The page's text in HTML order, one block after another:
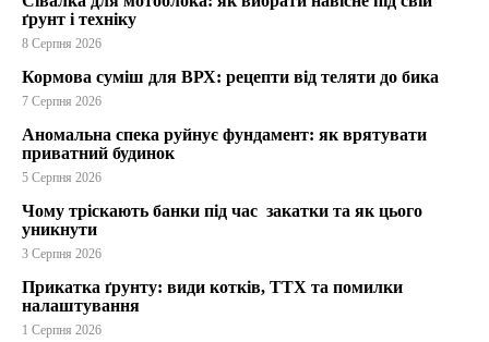
ґрунт і техніку
8 Серпня 2026
Кормова суміш для ВРХ: рецепти від теляти до бика
7 Серпня 2026
Аномальна спека руйнує фундамент: як врятувати
приватний будинок
5 Серпня 2026
Чому тріскають банки під час закатки та як цього
уникнути
3 Серпня 2026
Прикатка ґрунту: види котків, ТТХ та помилки
налаштування
1 Серпня 2026